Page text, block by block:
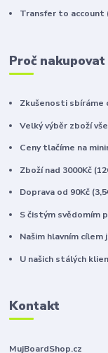
Transfer to account
Proč nakupovat
Zkušenosti sbíráme
Velký výběr zboží
Ceny tlačíme na
Zboží nad 3000Kč
Doprava od 90Kč
S čistým svědomím
Našim hlavním
U našich stálých
Kontakt
MujBoardShop.cz